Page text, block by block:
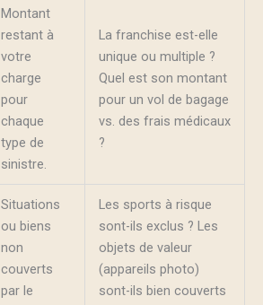
Montant
restant à
votre
charge
pour
chaque
type de
sinistre.
La franchise est-elle
unique ou multiple ?
Quel est son montant
pour un vol de bagage
vs. des frais médicaux
?
Situations
ou biens
non
couverts
par le
Les sports à risque
sont-ils exclus ? Les
objets de valeur
(appareils photo)
sont-ils bien couverts